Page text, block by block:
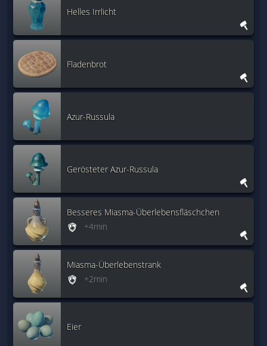
Helles Irrlicht
Fladenbrot
Azur-Russula
Gerösteter Azur-Russula
Besseres Miasma-Überlebensfläschchen
+4min
Miasma-Überlebenstrank
+2min
Eier